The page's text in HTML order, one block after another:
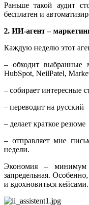
Раньше такой аудит
бесплатен и
2. ИИ-агент –
Каждую неделю этот
– обходит выбранные
HubSpot, NeilPatel,
– собирает интересные
– переводит на русский
– делает краткое резюме
– отправляет мне
недели.
Экономия –
запредельная.
и вдохновиться кейсами.